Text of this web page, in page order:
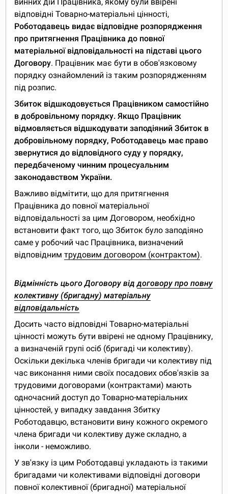
винних дій Працівника, якому були ввірені
відповідні Товарно-матеріальні цінності,
Роботодавець видає відповідне розпорядження
про притягнення Працівника до повної
матеріальної відповідальності на підставі цього
Договору. Працівник має бути в обов'язковому
порядку ознайомлений із таким розпорядженням
під розпис.
Збиток відшкодовується Працівником самостійно
в добровільному порядку. Якщо Працівник
відмовляється відшкодувати заподіяний Збиток в
добровільному порядку, Роботодавець має право
звернутися до відповідного суду у порядку,
передбаченому чинним процесуальним
законодавством України.
Важливо відмітити, що для притягнення
Працівника до повної матеріальної
відповідальності за цим Договором, необхідно
встановити факт того, що Збиток було заподіяно
саме у робочий час Працівника, визначений
відповіднимтрудовим договором (контрактом).
Відмінність цього Договору віддоговору про повну
колективну (бригадну) матеріальну
відповідальність
Досить часто відповідні Товарно-матеріальні
цінності можуть бути ввірені не одному Працівнику,
а визначеній групі осіб (бригаді чи колективу).
Оскільки декілька членів бригади чи колективу під
час виконання ними своїх посадових обов'язків за
трудовими договорами (контрактами) мають
одночасний доступ до Товарно-матеріальних
цінностей, у випадку завдання Збитку
Роботодавцю, встановити вину кожного окремого
члена бригади чи колективу дуже складно, а
інколи - неможливо.
У зв'язку із цим Роботодавці укладають із такими
бригадами чи колективами відповідні договори
повної колективної (бригадної) матеріальної